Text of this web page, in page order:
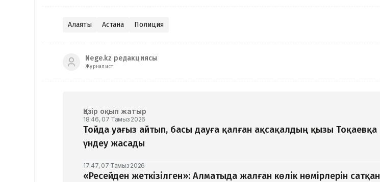
Алаяқтық Астана Полиция
Nege.kz редакциясы
Журналист
Қазір оқып жатыр
18:46, 07 Тамыз 2026
Тойда уағыз айтып, басы дауға қалған ақсақалдың қызы Тоқаевқа
үндеу жасады
17:47, 07 Тамыз 2026
«Ресейден жеткізілген»: Алматыда жалған көлік нөмірлерін сатқан